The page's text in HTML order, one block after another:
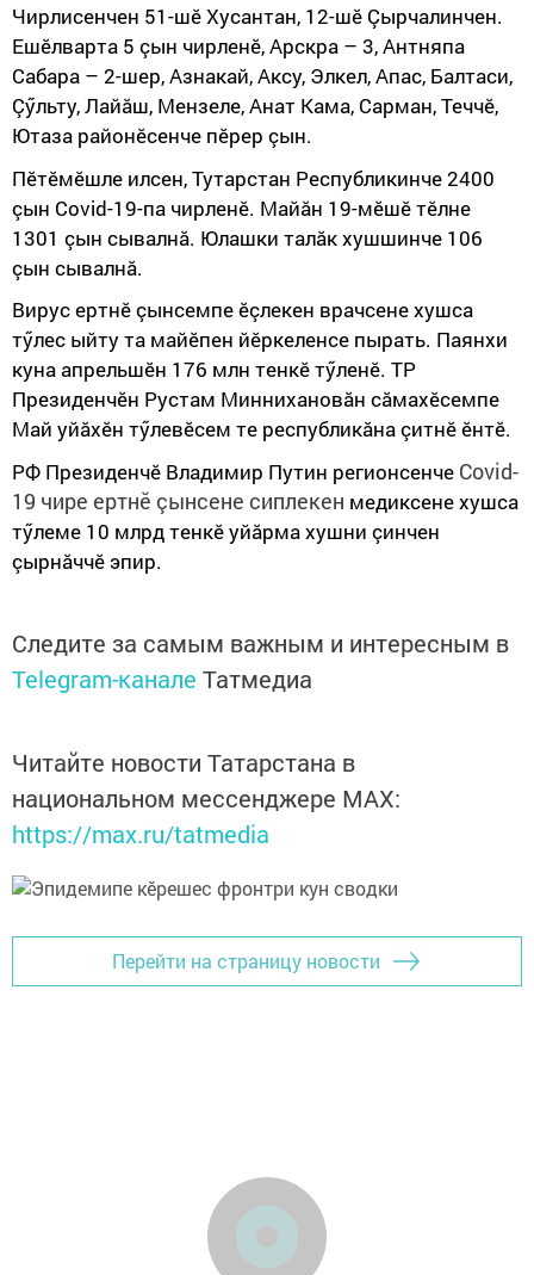
Чирлисенчен 51-шӗ Хусантан, 12-шӗ Çырчалинчен.
Ешӗлварта 5 çын чирленӗ, Арскра – 3, Антняпа
Сабара – 2-шер, Азнакай, Аксу, Элкел, Апас, Балтаси,
Çӳльту, Лайăш, Мензеле, Анат Кама, Сарман, Теччӗ,
Ютаза районӗсенче пӗрер çын.
Пӗтӗмӗшле илсен, Тутарстан Республикинче 2400
çын Сovid-19-па чирленӗ. Майăн 19-мӗшӗ тӗлне
1301 çын сывалнă. Юлашки талăк хушшинче 106
çын сывалнă.
Вирус ертнӗ çынсемпе ӗçлекен врачсене хушса
тӳлес ыйту та майӗпен йӗркеленсе пырать. Паянхи
куна апрельшӗн 176 млн тенкӗ тӳленӗ. ТР
Президенчӗн Рустам Миннихановăн сăмахӗсемпе
Май уйăхӗн тӳлевӗсем те республикăна çитнӗ ӗнтӗ.
РФ Президенчӗ Владимир Путин регионсенче Covid-
19 чире ертнӗ çынсене сиплекен медиксене хушса
тӳлеме 10 млрд тенкӗ уйăрма хушни çинчен
çырнăччӗ эпир.
Следите за самым важным и интересным в
Telegram-канале Татмедиа
Читайте новости Татарстана в
национальном мессенджере MАХ:
https://max.ru/tatmedia
Перейти на страницу новости